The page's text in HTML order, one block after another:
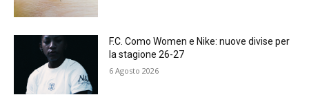
F.C. Como Women e Nike: nuove divise per
la stagione 26-27
6 Agosto 2026